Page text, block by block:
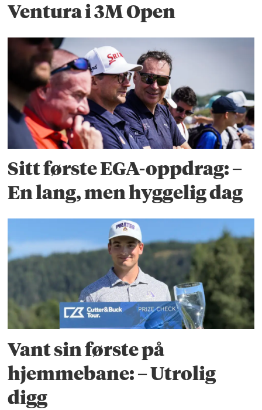
Ventura i 3M Open
Sitt første EGA-oppdrag: –
En lang, men hyggelig dag
Vant sin første på
hjemmebane: – Utrolig
digg